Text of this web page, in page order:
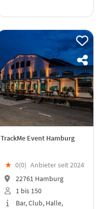
TrackMe Event Hamburg
★ 0(0) Anbieter seit 2024
22761 Hamburg
1 bis 150
Bar, Club, Halle,